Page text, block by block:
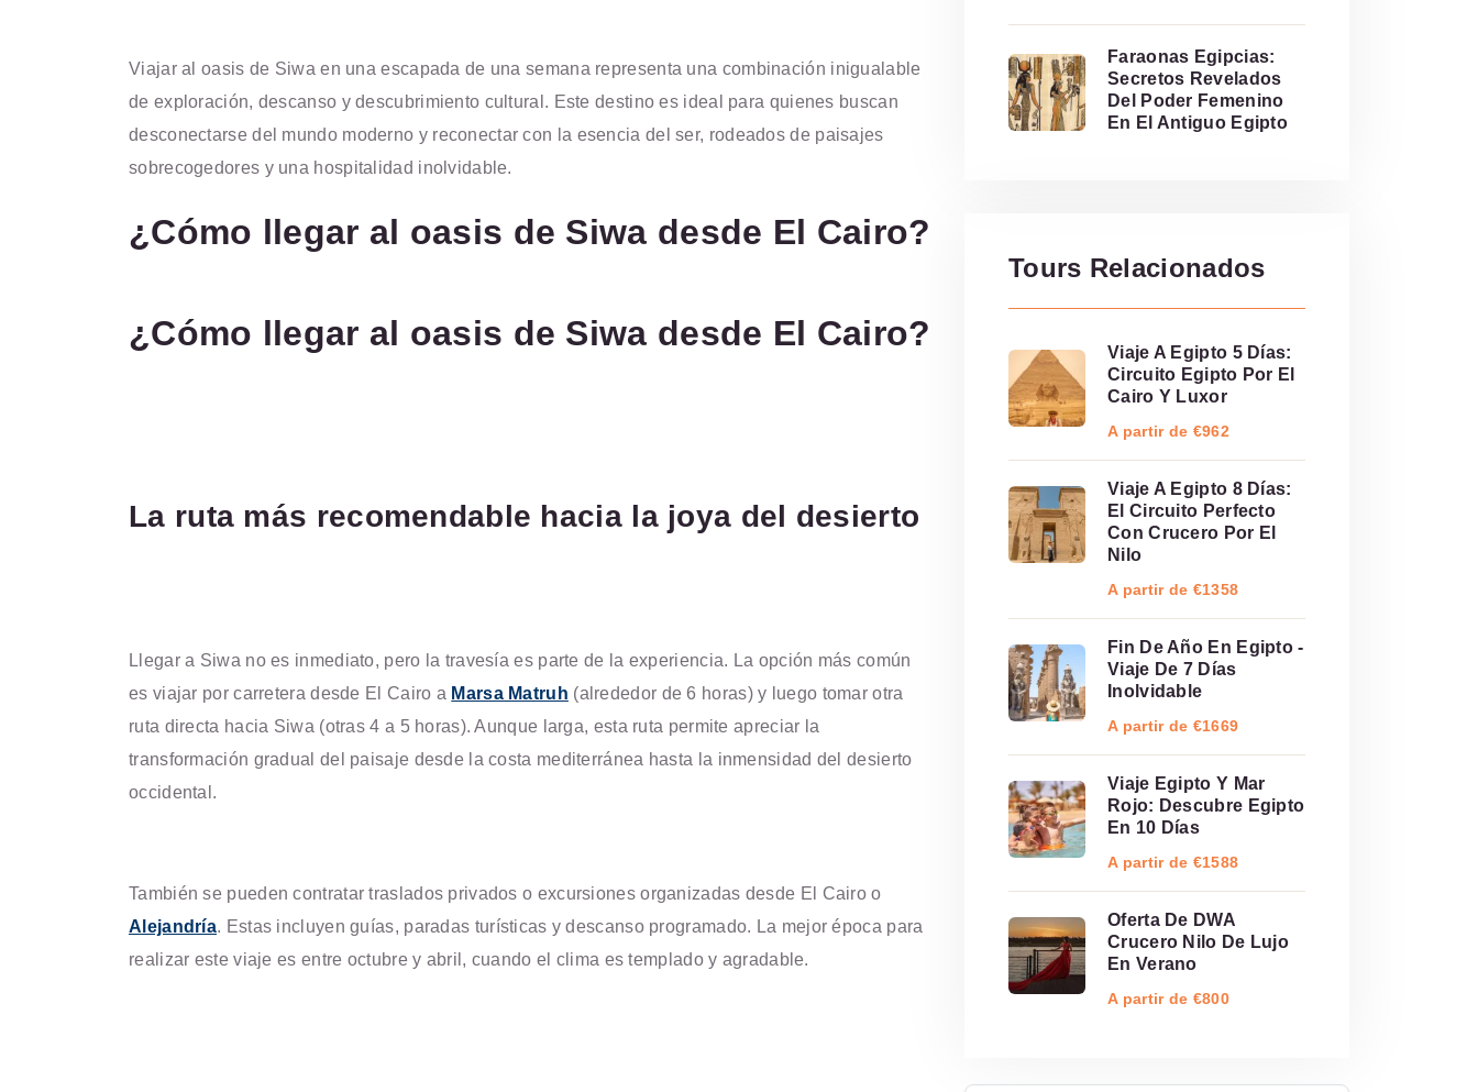
Viajar al oasis de Siwa en una escapada de una semana representa una combinación inigualable
de exploración, descanso y descubrimiento cultural. Este destino es ideal para quienes buscan
desconectarse del mundo moderno y reconectar con la esencia del ser, rodeados de paisajes
sobrecogedores y una hospitalidad inolvidable.
¿Cómo llegar al oasis de Siwa desde El Cairo?
¿Cómo llegar al oasis de Siwa desde El Cairo?
La ruta más recomendable hacia la joya del desierto
Llegar a Siwa no es inmediato, pero la travesía es parte de la experiencia. La opción más común
es viajar por carretera desde El Cairo a Marsa Matruh (alrededor de 6 horas) y luego tomar otra
ruta directa hacia Siwa (otras 4 a 5 horas). Aunque larga, esta ruta permite apreciar la
transformación gradual del paisaje desde la costa mediterránea hasta la inmensidad del desierto
occidental.
También se pueden contratar traslados privados o excursiones organizadas desde El Cairo o
Alejandría. Estas incluyen guías, paradas turísticas y descanso programado. La mejor época para
realizar este viaje es entre octubre y abril, cuando el clima es templado y agradable.
Faraonas Egipcias:
Secretos Revelados
Del Poder Femenino
En El Antiguo Egipto
Tours Relacionados
Viaje A Egipto 5 Días:
Circuito Egipto Por El
Cairo Y Luxor
A partir de €962
Viaje A Egipto 8 Días:
El Circuito Perfecto
Con Crucero Por El
Nilo
A partir de €1358
Fin De Año En Egipto -
Viaje De 7 Días
Inolvidable
A partir de €1669
Viaje Egipto Y Mar
Rojo: Descubre Egipto
En 10 Días
A partir de €1588
Oferta De DWA
Crucero Nilo De Lujo
En Verano
A partir de €800